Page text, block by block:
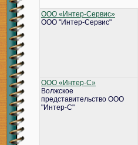
ООО «Интер-Сервис»
ООО "Интер-Сервис"
ООО «Интер-С»
Волжское
представительство ООО
"Интер-С"